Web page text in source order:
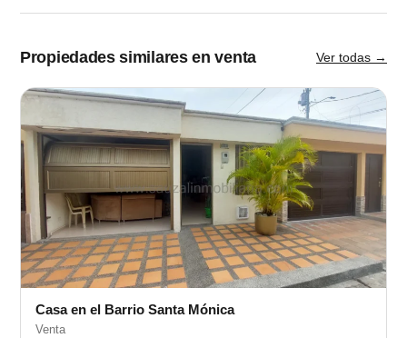
Propiedades similares en venta Ver todas →
Casa en el Barrio Santa Mónica
Venta